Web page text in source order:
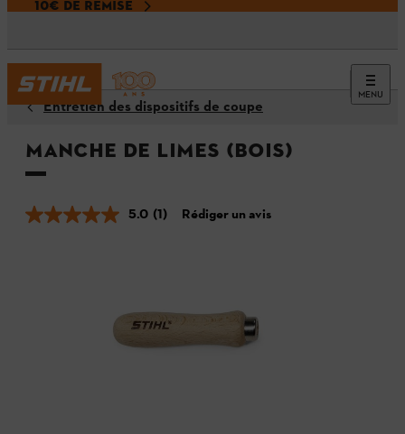
10€ DE REMISE
MENU
Entretien des dispositifs de coupe
Manche de limes (bois)
5.0 (1) Rédiger un avis